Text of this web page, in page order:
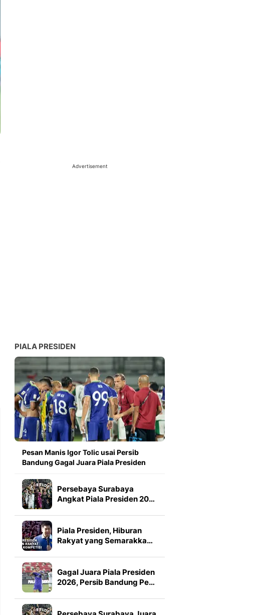
Advertisement
PIALA PRESIDEN
Pesan Manis Igor Tolic usai Persib
Bandung Gagal Juara Piala Presiden
Persebaya Surabaya
Angkat Piala Presiden 20…
Piala Presiden, Hiburan
Rakyat yang Semarakka…
Gagal Juara Piala Presiden
2026, Persib Bandung Pe…